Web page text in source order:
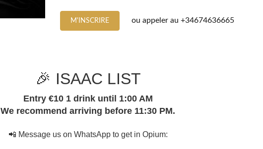
M'INSCRIRE ou appeler au +34674636665
🎉 ISAAC LIST
Entry €10 1 drink until 1:00 AM
We recommend arriving before 11:30 PM.
📲 Message us on WhatsApp to get in Opium: